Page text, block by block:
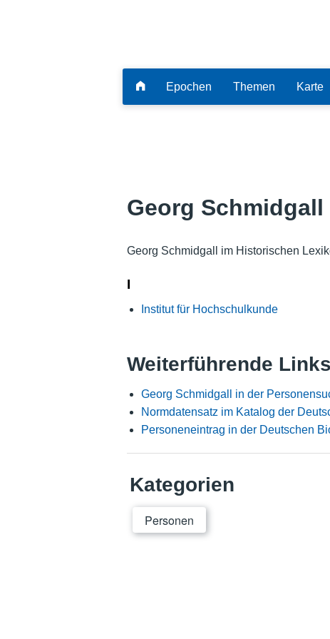
Epochen Themen Karte
Georg Schmidgall
Georg Schmidgall im Historischen
I
Institut für Hochschulkunde
Weiterführende Links
Georg Schmidgall in der
Normdatensatz im Katalog der
Personeneintrag in der Deutschen
Kategorien
Personen